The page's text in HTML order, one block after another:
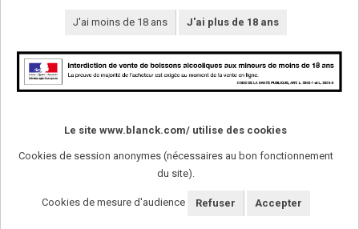
J'ai moins de 18 ans J'ai plus de 18 ans
Le site www.blanck.com/ utilise des cookies
Cookies de session anonymes (nécessaires au bon fonctionnement
du site).
Cookies de mesure d'audience Refuser Accepter